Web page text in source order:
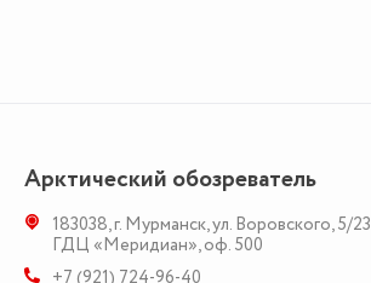
Арктический обозреватель
183038,г. Мурманск,ул. Воровского, 5/23
ГДЦ «Меридиан», оф. 500
+7 (921) 724-96-40